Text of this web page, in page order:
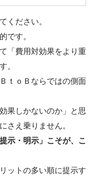
ください。
です。
「費用対効果をより重
。
ｔｏＢならではの側面
果しかないのか」と思
さえ乗りません。
示・明示」こそが、こ
ットの多い順に提示す